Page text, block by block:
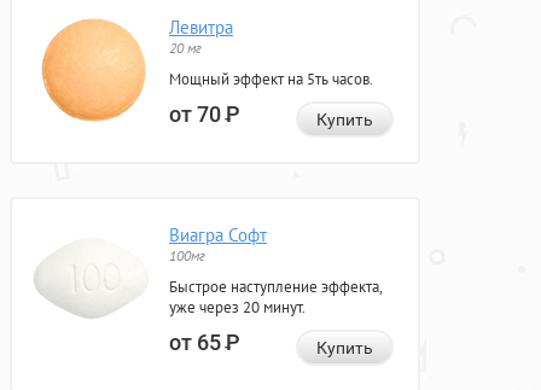
Левитра
20 мг
Мощный эффект на 5ть часов.
от 70Р Купить
Виагра Софт
100мг
Быстрое наступление эффекта,
уже через 20 минут.
от 65Р Купить